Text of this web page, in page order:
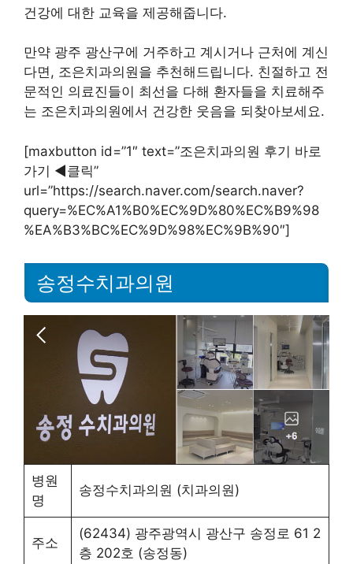
건강에 대한 교육을 제공해줍니다.
만약 광주 광산구에 거주하고 계시거나 근처에 계신
다면, 조은치과의원을 추천해드립니다. 친절하고 전
문적인 의료진들이 최선을 다해 환자들을 치료해주
는 조은치과의원에서 건강한 웃음을 되찾아보세요.
[maxbutton id=”1″ text=”조은치과의원 후기 바로
가기 ◀︎클릭”
url=”https://search.naver.com/search.naver?
query=%EC%A1%B0%EC%9D%80%EC%B9%98
%EA%B3%BC%EC%9D%98%EC%9B%90″]
송정수치과의원
병원
명
송정수치과의원 (치과의원)
주소
(62434) 광주광역시 광산구 송정로 61 2
층 202호 (송정동)